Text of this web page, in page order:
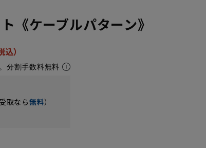
《ケーブルパターン》
分割手数料無料
取なら無料）